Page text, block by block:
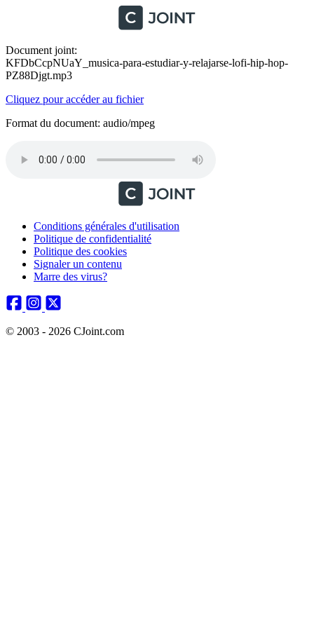
Document joint:
KFDbCcpNUaY_musica-para-estudiar-y-relajarse-lofi-hip-hop-
PZ88Djgt.mp3
Cliquez pour accéder au fichier
Format du document: audio/mpeg
Conditions générales d'utilisation
Politique de confidentialité
Politique des cookies
Signaler un contenu
Marre des virus?
© 2003 - 2026 CJoint.com